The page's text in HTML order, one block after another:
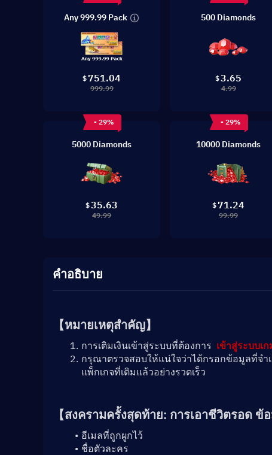
Any 999.99 Pack
$ 751.04
999.99
500 Diamonds
$3.65
4.99
- 29%
5000 Diamonds
$35.63
49.99
- 29%
10000 Diamonds
$ 71.24
99.99
คำอธิบาย
【หมายเหตุสำคัญ】
การเติมเงินเข้าสู่ระบบที่ต้องการ เข้าสู่ระบบเ
กรุณาตรวจสอบให้แน่ใจว่าได้กรอกข้อมูลที่จำ
แพ็กเกจที่เติมแล้วอย่างรวดเร็ว
【สงครามครั้งสุดท้าย: การเอาชีวิตรอด ข้อ
อีเมลที่ถูกผูกไว้
ชื่อตัวละคร